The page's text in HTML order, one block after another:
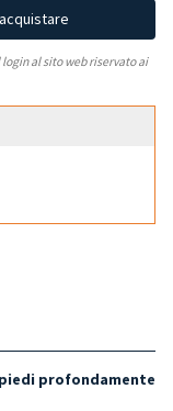
al sito web riservato ai
profondamente